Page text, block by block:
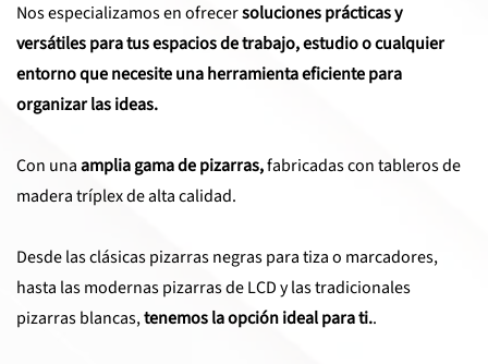
Nos especializamos en ofrecersoluciones prácticas y
versátiles para tus espacios de trabajo, estudio o cualquier
entorno que necesite una herramienta eficiente para
organizar las ideas.
Con unaamplia gama de pizarras,fabricadas con tableros de
madera tríplex de alta calidad.
Desde las clásicas pizarras negras para tiza o marcadores,
hasta las modernas pizarras de LCD y las tradicionales
pizarras blancas,tenemos la opción ideal para ti..